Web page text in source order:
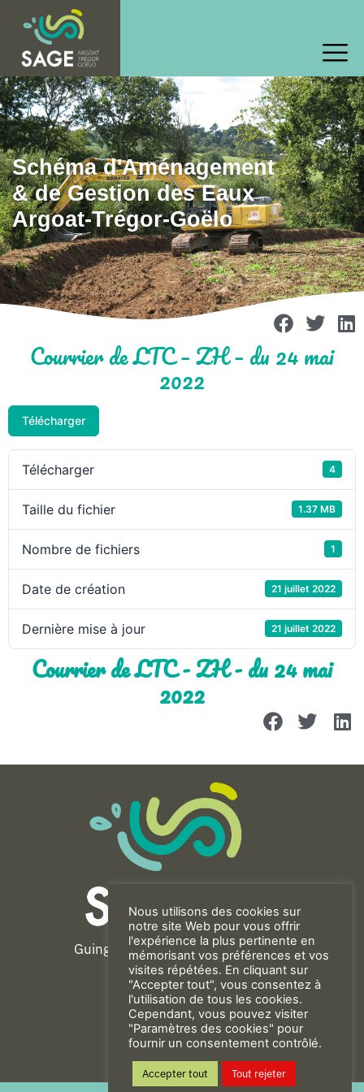
Schéma d'Aménagement
& de Gestion des Eaux
Argoat-Trégor-Goëlo
Courrier de LTC – ZH – du 24 mai
2022
Télécharger
Télécharger 4
Taille du fichier 1.37 MB
Nombre de fichiers 1
Date de création 21 juillet 2022
Dernière mise à jour 21 juillet 2022
Courrier de LTC - ZH - du 24 mai
2022
Guingamp-Paimpol Agglomération
11 rue de la Trinité
22200 GUINGAMP
02 96 40 23 82
CONTACT
Nous utilisons des cookies sur
notre site Web pour vous offrir
l'expérience la plus pertinente en
mémorisant vos préférences et vos
visites répétées. En cliquant sur
"Accepter tout", vous consentez à
l'utilisation de tous les cookies.
Cependant, vous pouvez visiter
"Paramètres des cookies" pour
fournir un consentement contrôlé.
Accepter tout Tout rejeter